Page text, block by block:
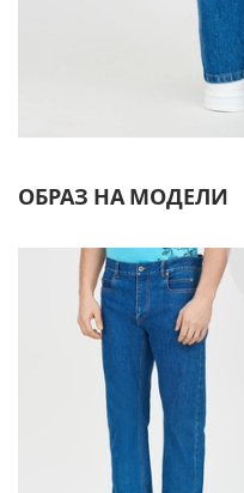
ОБРАЗ НА МОДЕЛИ